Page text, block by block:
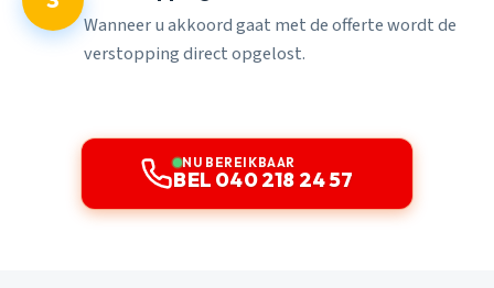
Wanneer u akkoord gaat met de offerte wordt de
verstopping direct opgelost.
NU BEREIKBAAR
BEL 040 218 24 57